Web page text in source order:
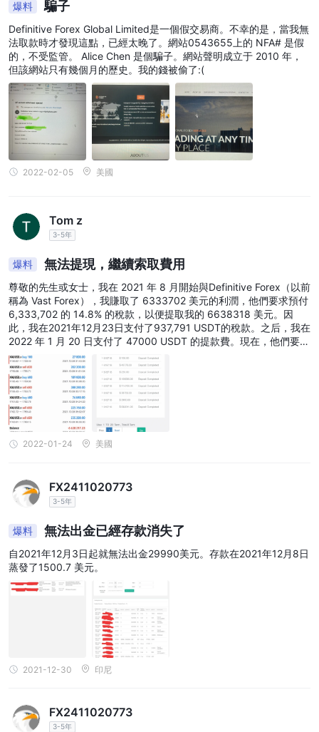
爆料 騙子
Definitive Forex Global Limited是一個假交易商。不幸的是，當我無
法取款時才發現這點，已經太晚了。網站0543655上的 NFA# 是假
的，不受監管。 Alice Chen 是個騙子。網站聲明成立于 2010 年，
但該網站只有幾個月的歷史。我的錢被偷了:(
2022-02-05 美國
Tom z
3-5年
爆料 無法提現，繼續索取費用
尊敬的先生或女士，我在 2021 年 8 月開始與Definitive Forex（以前
稱為 Vast Forex），我賺取了 6333702 美元的利潤，他們要求預付
6,333,702 的 14.8% 的稅款，以便提取我的 6638318 美元。因
此，我在2021年12月23日支付了937,791 USDT的稅款。之后，我在
2022 年 1 月 20 日支付了 47000 USDT 的提款費。現在，他們要求
支付 23500 USDT 的費用，才能將錢發放給我。我不介意他們從利
潤中扣除 23500 USDT
2022-01-24 美國
FX2411020773
3-5年
爆料 無法出金已經存款消失了
自2021年12月3日起就無法出金29990美元。存款在2021年12月8日
蒸發了1500.7 美元。
2021-12-30 印尼
FX2411020773
3-5年